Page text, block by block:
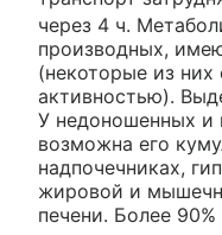
через 4 ч.
производных,
(некоторые из
активностью).
У недоношенных и
возможна его
надпочечниках,
жировой и
печени. Более